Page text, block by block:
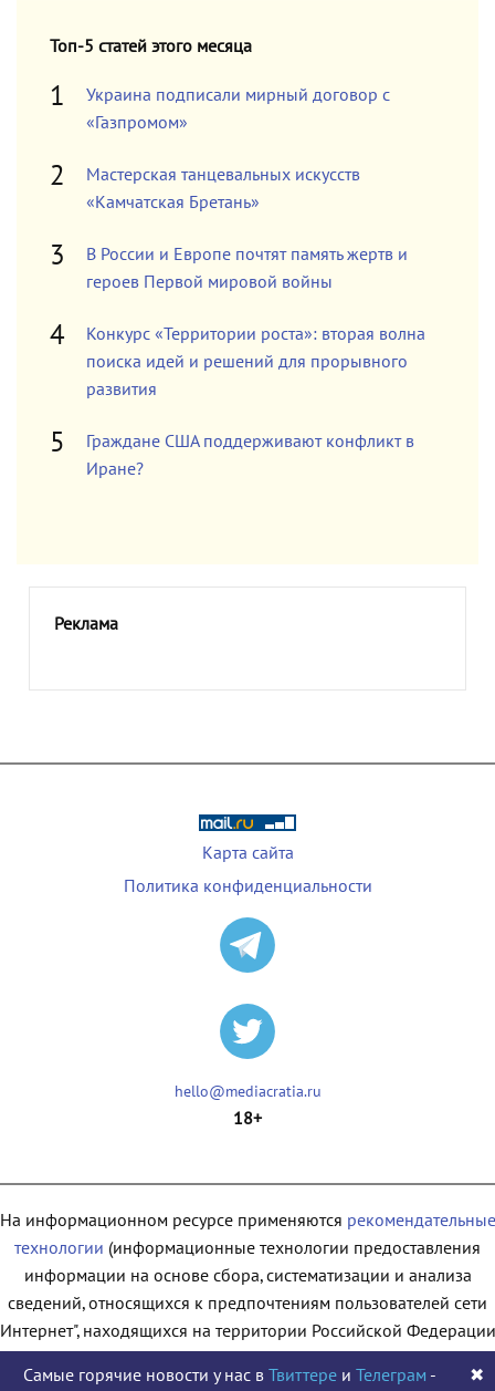
Топ-5 статей этого месяца
Украина подписали мирный договор с
«Газпромом»
Мастерская танцевальных искусств
«Камчатская Бретань»
В России и Европе почтят память жертв и
героев Первой мировой войны
Конкурс «Территории роста»: вторая волна
поиска идей и решений для прорывного
развития
Граждане США поддерживают конфликт в
Иране?
Реклама
Карта сайта
Политика конфиденциальности
hello@mediacratia.ru
18+
На информационном ресурсе применяются рекомендательные
технологии (информационные технологии предоставления
информации на основе сбора, систематизации и анализа
сведений, относящихся к предпочтениям пользователей сети
находящихся на территории Российской
Самые горячие новости у нас в Твиттереи Телеграм - ✖